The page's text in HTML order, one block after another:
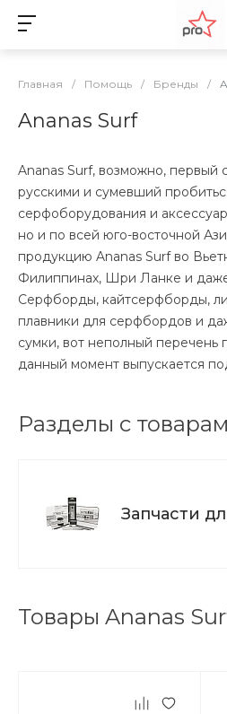
Главная / Помощь / Бренды /
Ananas Surf
Ananas Surf, возможно,
русскими и сумевший
серфоборудования и
но и по всей юго-восточной
продукцию Ananas Surf во
Филиппинах, Шри Ланке и
Серфборды, кайтсерфборды,
плавники для серфбордов и
сумки, вот неполный перечень
данный момент выпускается
Разделы с
Запчасти
Товары Ananas